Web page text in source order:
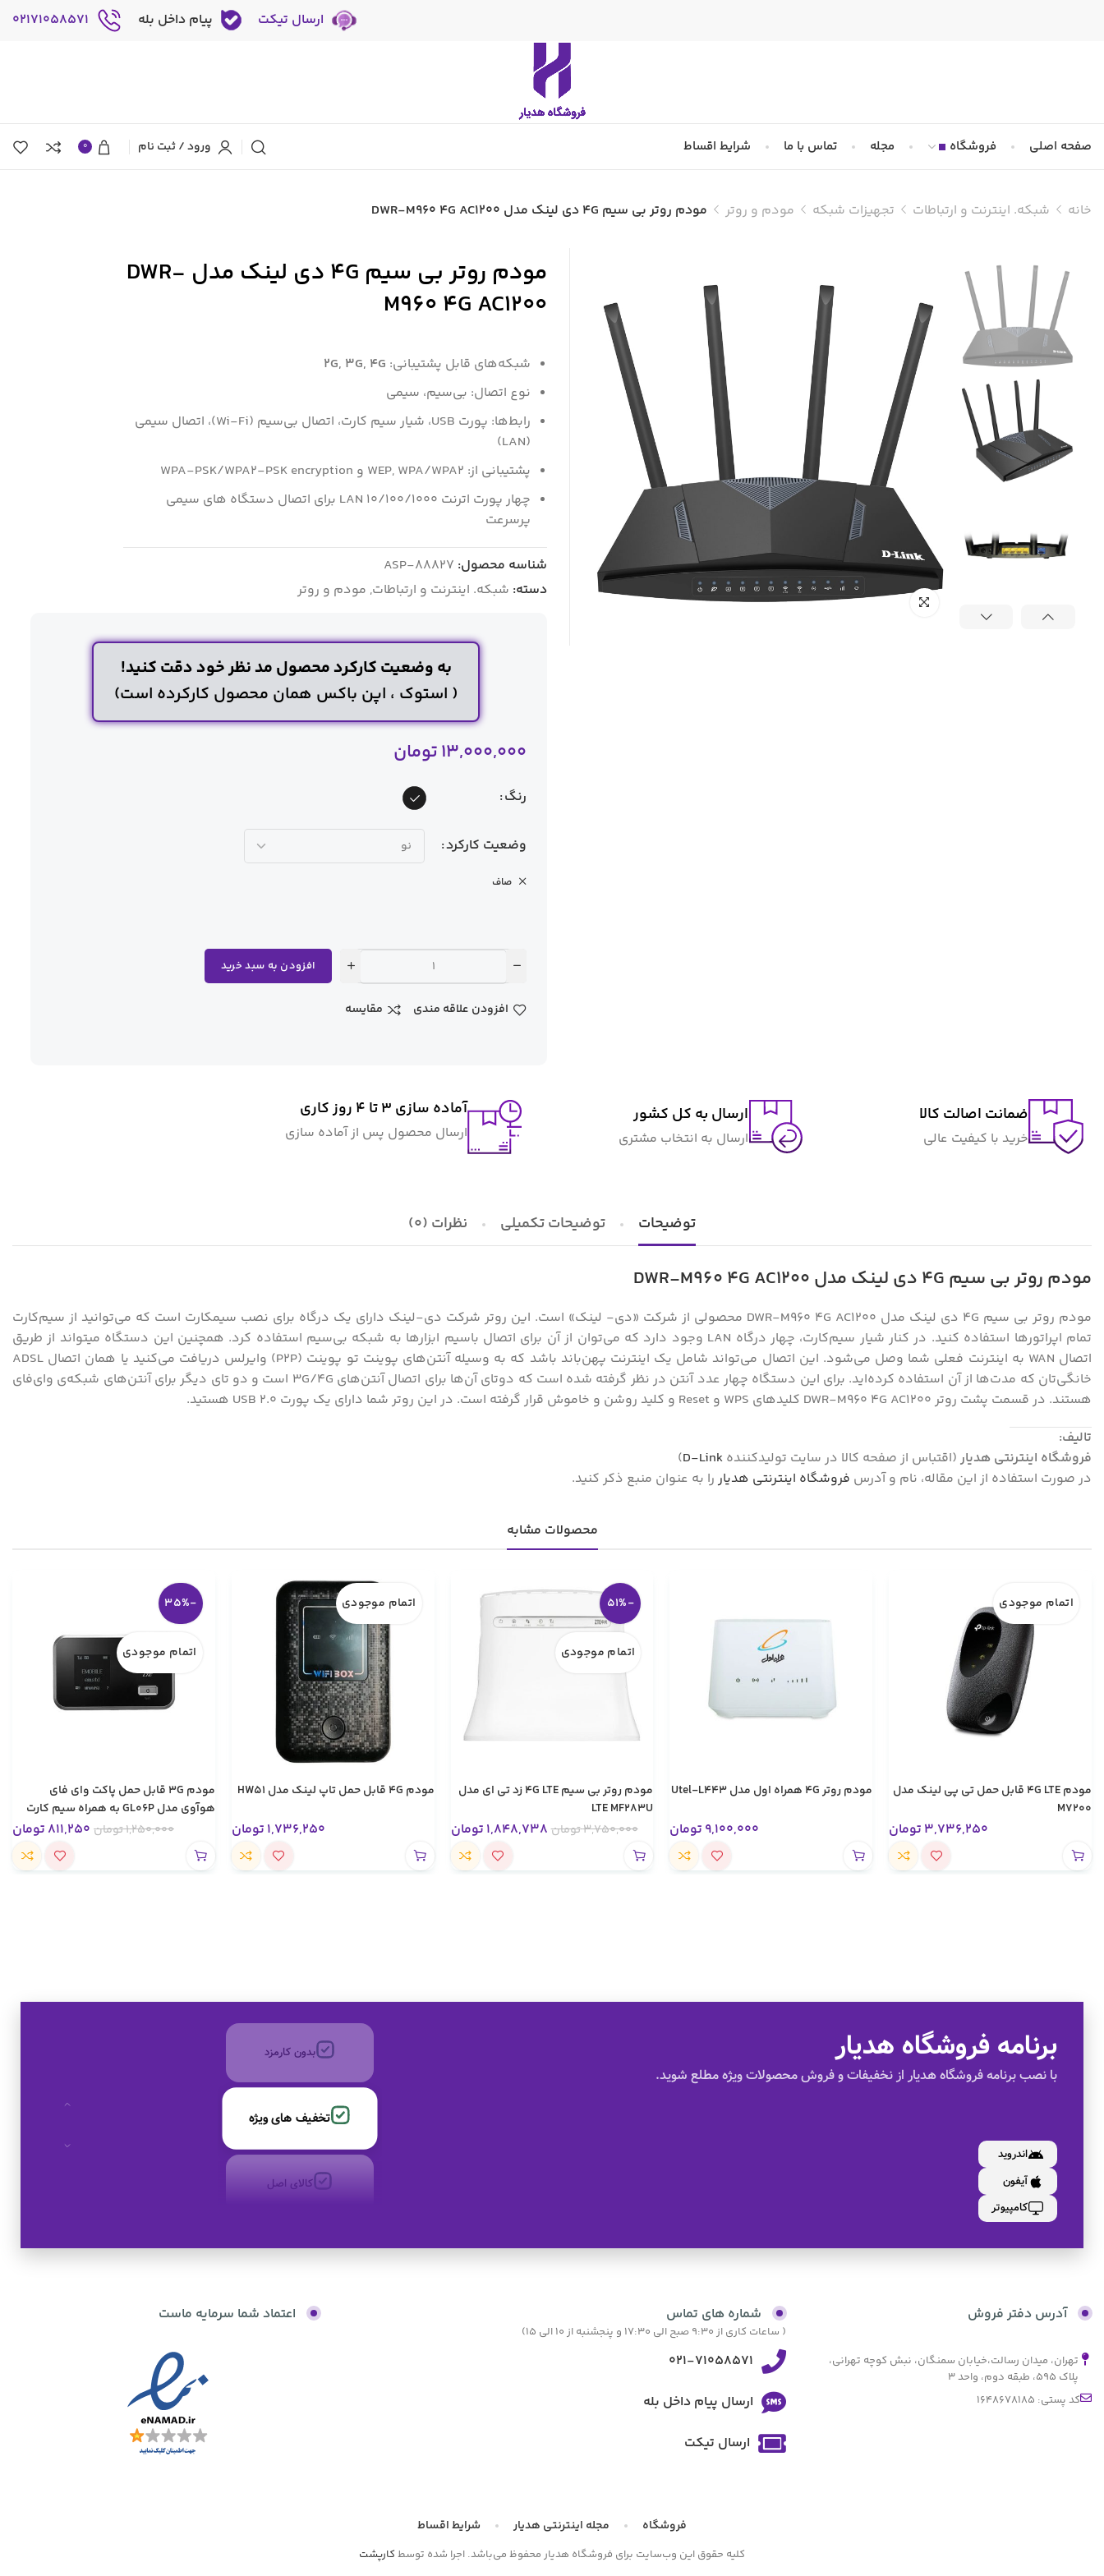
ارسال تیکت پیام داخل بله 02171058571
صفحه اصلی فروشگاه مجله تماس با ما شرایط اقساط ورود / ثبت نام 0
خانه شبکه. اینترنت و ارتباطات تجهیزات شبکه مودم و روتر مودم روتر بی سیم 4G دی لینک مدل DWR-M960 4G AC1200
مودم روتر بی سیم 4G دی لینک مدل DWR-
M960 4G AC1200
شبکه‌های قابل پشتیبانی: 2G, 3G, 4G
نوع اتصال: بی‌سیم، سیمی
رابط‌ها: پورت USB، شیار سیم کارت، اتصال بی‌سیم (Wi-Fi)، اتصال سیمی
(LAN)
پشتیبانی از: WEP, WPA/WPA2 و WPA-PSK/WPA2-PSK encryption
چهار پورت اترنت LAN 10/100/1000 برای اتصال دستگاه های سیمی
پرسرعت
شناسه محصول: ASP-88827
دسته: شبکه. اینترنت و ارتباطات, مودم و روتر
به وضعیت کارکرد محصول مد نظر خود دقت کنید!
( استوک ، اپن باکس همان محصول کارکرده است)
13,000,000تومان
رنگ
وضعیت کارکرد
صاف
افزودن به سبد خرید
افزودن علاقه مندی مقایسه
ضمانت اصالت کالا
خرید با کیفیت عالی
ارسال به کل کشور
ارسال به انتخاب مشتری
آماده سازی ۳ تا ۴ روز کاری
ارسال محصول پس از آماده سازی
توضیحات توضیحات تکمیلی نظرات (0)
مودم روتر بی سیم 4G دی لینک مدل DWR-M960 4G AC1200
مودم روتر بی سیم 4G دی لینک مدل DWR-M960 4G AC1200 محصولی از شرکت «دی- لینک» است. این روتر شرکت دی‌-لینک دارای یک درگاه برای نصب سیم‎کارت است که می‌توانید از سیم‌کارت
تمام اپراتورها استفاده کنید. در کنار شیار سیم‌کارت، چهار درگاه LAN وجود دارد که می‌توان از آن برای اتصال باسیم ابزارها به شبکه بی‌سیم استفاده کرد. همچنین این دستگاه می‎تواند از طریق
اتصال WAN به اینترنت فعلی شما وصل می‌شود. این اتصال می‌تواند شامل یک اینترنت پهن‌باند باشد که به وسیله‌ آنتن‌های پوینت تو پوینت (P2P) وایرلس دریافت می‌کنید یا همان اتصال ADSL
خانگی‌تان که مدت‌ها از آن استفاده کرده‌اید. برای این دستگاه چهار عدد آنتن در نظر گرفته شده است که دوتای آن‌ها برای اتصال آنتن‌های 3G/4G است و دو تای دیگر برای آنتن‌های شبکه‌ی وای‌فای
هستند. در قسمت پشت روتر DWR-M960 4G AC1200 کلیدهای WPS و Reset و کلید روشن و خاموش قرار گرفته است. در این روتر شما دارای یک پورت USB 2.0 هستید.
تالیف:
فروشگاه اینترنتی هدیار (اقتباس از صفحه کالا در سایت تولیدکننده D-Link
)
در صورت استفاده از این مقاله، نام و آدرس فروشگاه اینترنتی هدیار را به عنوان منبع ذکر کنید.
محصولات مشابه
اتمام موجودی
مودم 4G LTE قابل حمل تی پی لینک مدل
M7200
3,736,250 تومان
مودم روتر 4G همراه اول مدل Utel-L443
9,100,000 تومان
-51%
اتمام موجودی
مودم روتر بی سیم 4G LTE زد تی ای مدل
LTE MF283U
3,750,000تومان 1,848,738 تومان
اتمام موجودی
مودم 4G قابل حمل تاپ لینک مدل HW51
1,736,250 تومان
-35%
اتمام موجودی
مودم 3G قابل حمل پاکت وای فای
هوآوی مدل GL06P به همراه سیم کارت
1,250,000تومان 811,250 تومان
برنامه فروشگاه هدیار
با نصب برنامه فروشگاه هدیار از نخفیفات و فروش محصولات ویژه مطلع شوید.
اندروید
آیفون
کامپیوتر
کالای اصل
بدون کارمزد
آدرس دفتر فروش
تهران، میدان رسالت،خیابان سمنگان، نبش کوچه تهرانی،
پلاک ۵۹۵، طبقه دوم، واحد ۳
کد پستی: 1648678185
شماره های تماس
( ساعات کاری از 9:30 صبح الی 17:30 و پنجشنبه از 10 الی 15)
021-71058571
ارسال پیام داخل بله
ارسال تیکت
اعتماد شما سرمایه ماست
فروشگاه مجله اینترنتی هدیار شرایط اقساط
کلیه حقوق این وب‌سایت برای فروشگاه هدیار محفوظ می‌باشد. اجرا شده توسط کارپشت